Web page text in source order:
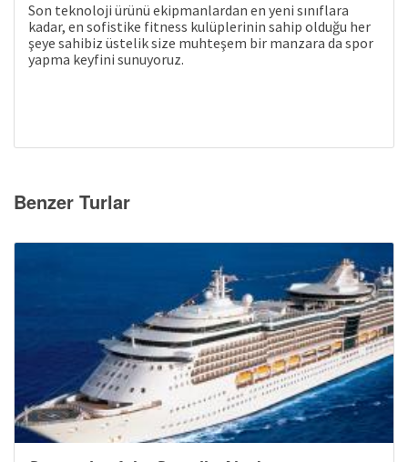
Son teknoloji ürünü ekipmanlardan en yeni sınıflara
kadar, en sofistike fitness kulüplerinin sahip olduğu her
şeye sahibiz üstelik size muhteşem bir manzara da spor
yapma keyfini sunuyoruz.
Benzer Turlar